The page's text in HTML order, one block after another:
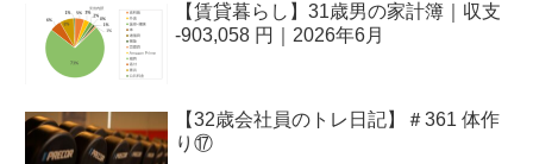
【賃貸暮らし】31歳男の家計簿｜収支
-903,058 円｜2026年6月
【32歳会社員のトレ日記】＃361 体作
り⑰